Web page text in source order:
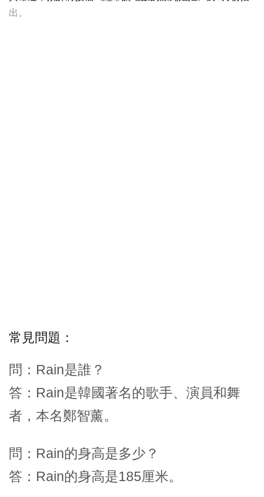
出。
常見問題：
問：Rain是誰？
答：Rain是韓國著名的歌手、演員和舞
者，本名鄭智薰。
問：Rain的身高是多少？
答：Rain的身高是185厘米。